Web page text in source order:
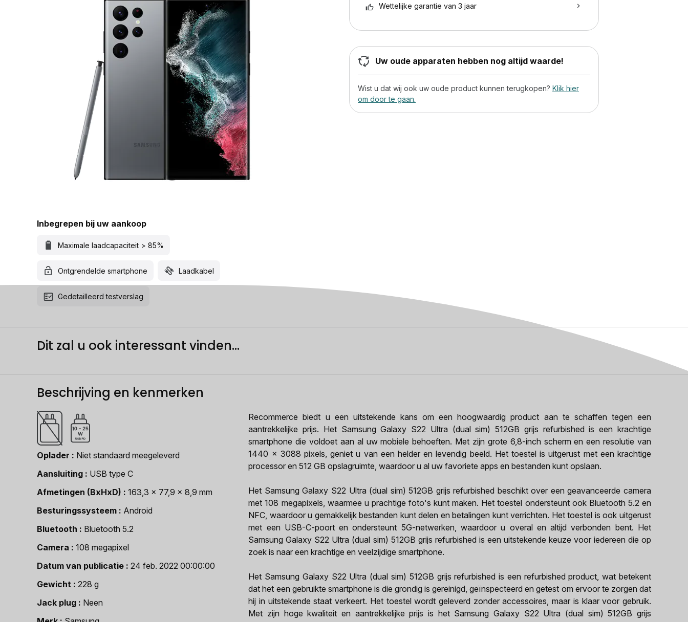
Inbegrepen bij uw aankoop
Maximale laadcapaciteit > 85%
Ontgrendelde smartphone Laadkabel
Gedetailleerd testverslag
Wettelijke garantie van 3 jaar
Uw oude apparaten hebben nog altijd waarde!
Wist u dat wij ook uw oude product kunnen terugkopen? Klik hier
om door te gaan.
Dit zal u ook interessant vinden...
Beschrijving en kenmerken
Oplader
Niet standaard meegeleverd
Aansluiting
USB type C
Afmetingen (BxHxD)
163,3 x 77,9 x 8,9 mm
Besturingssysteem
Android
Bluetooth
Bluetooth 5.2
Camera
108 megapixel
Datum van publicatie
24 feb. 2022 00:00:00
Gewicht
228 g
Jack plug
Neen
Recommerce biedt u een uitstekende kans om een hoogwaardig product aan te schaffen tegen een
aantrekkelijke prijs. Het Samsung Galaxy S22 Ultra (dual sim) 512GB grijs refurbished is een krachtige
smartphone die voldoet aan al uw mobiele behoeften. Met zijn grote 6,8-inch scherm en een resolutie van
1440 x 3088 pixels, geniet u van een helder en levendig beeld. Het toestel is uitgerust met een krachtige
processor en 512 GB opslagruimte, waardoor u al uw favoriete apps en bestanden kunt opslaan.
Het Samsung Galaxy S22 Ultra (dual sim) 512GB grijs refurbished beschikt over een geavanceerde camera
met 108 megapixels, waarmee u prachtige foto's kunt maken. Het toestel ondersteunt ook Bluetooth 5.2 en
NFC, waardoor u gemakkelijk bestanden kunt delen en betalingen kunt verrichten. Het toestel is ook uitgerust
met een USB-C-poort en ondersteunt 5G-netwerken, waardoor u overal en altijd verbonden bent. Het
Samsung Galaxy S22 Ultra (dual sim) 512GB grijs refurbished is een uitstekende keuze voor iedereen die op
zoek is naar een krachtige en veelzijdige smartphone.
Het Samsung Galaxy S22 Ultra (dual sim) 512GB grijs refurbished is een refurbished product, wat betekent
dat het een gebruikte smartphone is die grondig is gereinigd, geïnspecteerd en getest om ervoor te zorgen dat
hij in uitstekende staat verkeert. Het toestel wordt geleverd zonder accessoires, maar is klaar voor gebruik.
Met zijn hoge kwaliteit en aantrekkelijke prijs is het Samsung Galaxy S22 Ultra (dual sim) 512GB grijs